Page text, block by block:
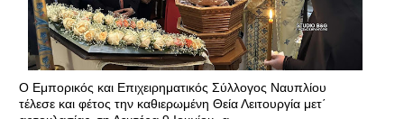
Ο Εμπορικός και Επιχειρηματικός Σύλλογος Ναυπλίου
τέλεσε και φέτος την καθιερωμένη Θεία Λειτουργία μετ΄